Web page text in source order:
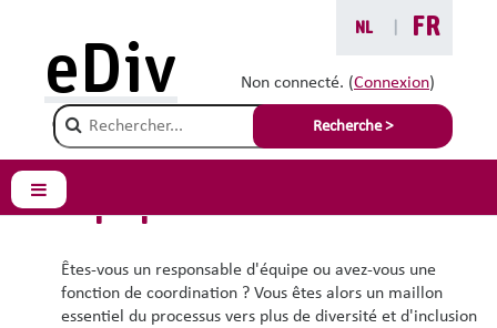
NL
FR
Non connecté. (Connexion)
Champ de recherche
Recherche >
eDiv
Panneau latéral
Gérer une équipe
Travailler de manière
inclusive avec une
équipe diversifiée
Êtes-vous un responsable d'équipe ou avez-vous une
fonction de coordination ? Vous êtes alors un maillon
essentiel du processus vers plus de diversité et d'inclusion